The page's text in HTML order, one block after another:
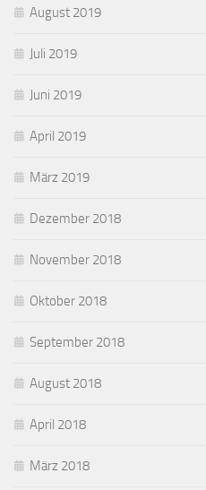
August 2019
Juli 2019
Juni 2019
April 2019
März 2019
Dezember 2018
November 2018
Oktober 2018
September 2018
August 2018
April 2018
März 2018